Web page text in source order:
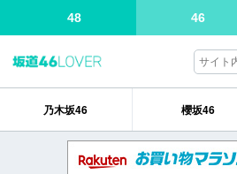
48 46
乃木坂46 櫻坂46